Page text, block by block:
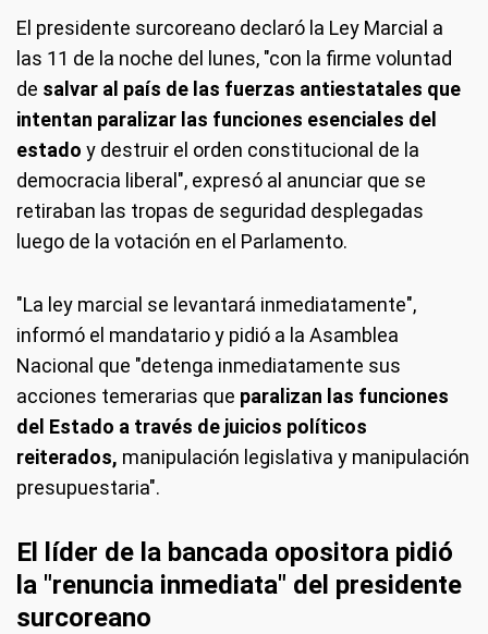
El presidente surcoreano declaró la Ley Marcial a
las 11 de la noche del lunes, "con la firme voluntad
de salvar al país de las fuerzas antiestatales que
intentan paralizar las funciones esenciales del
estado y destruir el orden constitucional de la
democracia liberal", expresó al anunciar que se
retiraban las tropas de seguridad desplegadas
luego de la votación en el Parlamento.
"La ley marcial se levantará inmediatamente",
informó el mandatario y pidió a la Asamblea
Nacional que "detenga inmediatamente sus
acciones temerarias que paralizan las funciones
del Estado a través de juicios políticos
reiterados, manipulación legislativa y manipulación
presupuestaria".
El líder de la bancada opositora pidió
la "renuncia inmediata" del presidente
surcoreano